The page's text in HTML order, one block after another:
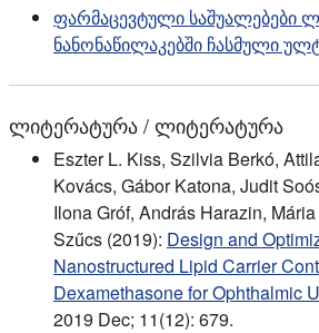
ფარმაცევტული საშუალებები
ნანონაწილაკებში ჩასმული
ლიტერატურა / ლიტერატურა
Eszter L. Kiss, Szilvia Berkó,
Kovács, Gábor Katona, Judit
Ilona Gróf, András Harazin,
Szűcs (2019): Design and
Nanostructured Lipid Carrier
Dexamethasone for Ophthalmic
2019 Dec; 11(12): 679.